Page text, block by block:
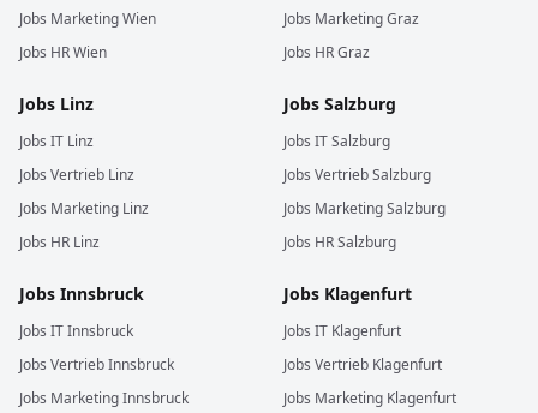
Jobs MarketingWien
Jobs HRWien
Jobs MarketingGraz
Jobs HRGraz
Jobs Linz
Jobs IT Linz
Jobs Vertrieb Linz
Jobs Marketing Linz
Jobs HR Linz
Jobs Salzburg
Jobs ITSalzburg
Jobs VertriebSalzburg
Jobs MarketingSalzburg
Jobs HRSalzburg
Jobs Innsbruck
Jobs ITInnsbruck
Jobs VertriebInnsbruck
Jobs MarketingInnsbruck
Jobs Klagenfurt
Jobs IT Klagenfurt
Jobs Vertrieb Klagenfurt
Jobs Marketing Klagenfurt